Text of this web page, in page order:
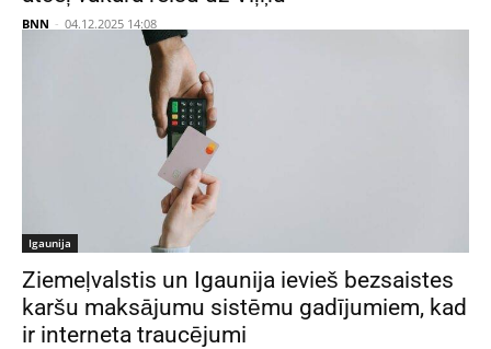
BNN - 04.12.2025 14:08
Igaunija
Ziemeļvalstis un Igaunija ievieš bezsaistes
karšu maksājumu sistēmu gadījumiem, kad
ir interneta traucējumi